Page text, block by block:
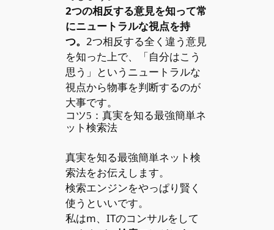
2つの相反する意見を知って常
にニュートラルな視点を持
つ。2つ相反する全く違う意見
を知った上で、「自分はこう
思う」というニュートラルな
視点から物事を判断するのが
大事です。
コツ5：真実を知る最強簡単ネ
ット検索法
真実を知る最強簡単ネット検
索法をお伝えします。
検索エンジンをやっぱり賢く
使うといいです。
私はm、ITのコンサルをして